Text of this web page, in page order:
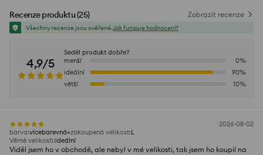
Recenze produktu(25) Zobrazit recenze
Všechny recenze jsou ověřené.Jak funguje hodnocení?
4,9/5
Seděl produkt dobře?
menší
0%
ideální
90%
větší
10%
2026-08-02
barva:vícebarevná zakoupená velikost:L
Věrné velikosti:ideální
Viděl jsem ho v obchodě, ale nebyl v mé velikosti, tak jsem ho koupil na